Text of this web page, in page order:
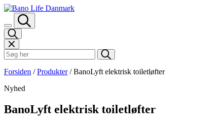
Spring til indhold
Søk i Bano Life
Forsiden /Produkter/BanoLyft elektrisk toiletløfter
Nyhed
BanoLyft elektrisk toiletløfter